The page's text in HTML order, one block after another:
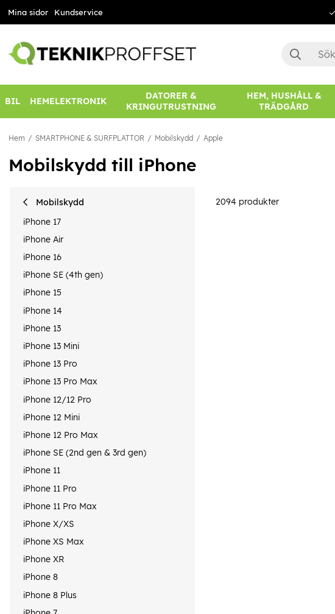
Mina sidor Kundservice
BIL HEMELEKTRONIK
DATORER &
KRINGUTRUSTNING
HEM, HUSHÅLL &
TRÄDGÅRD
Hem SMARTPHONE & SURFPLATTOR Mobilskydd Apple
Mobilskydd till iPhone
Mobilskydd
iPhone 17
iPhone Air
iPhone 16
iPhone SE (4th gen)
iPhone 15
iPhone 14
iPhone 13
iPhone 13 Mini
iPhone 13 Pro
iPhone 13 Pro Max
iPhone 12/12 Pro
iPhone 12 Mini
iPhone 12 Pro Max
iPhone SE (2nd gen & 3rd gen)
iPhone 11
iPhone 11 Pro
iPhone 11 Pro Max
iPhone X/XS
iPhone XS Max
iPhone XR
iPhone 8
iPhone 8 Plus
2094 produkter